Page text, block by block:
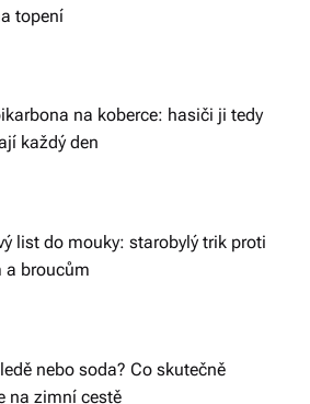
topení
na koberce: hasiči ji tedy
každý den
list do mouky: starobylý trik proti
a broucům
nebo soda? Co skutečně
na zimní cestě